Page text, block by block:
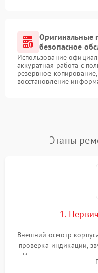
Оригинальные
безопасное
Использование
аккуратная работа с
резервное
восстановление
Этапы
1.
Внешний осмотр
проверка индикации,
Измерение входного
реакции ИБП на